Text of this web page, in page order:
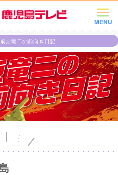
MENU
前原竜二の前向き日記